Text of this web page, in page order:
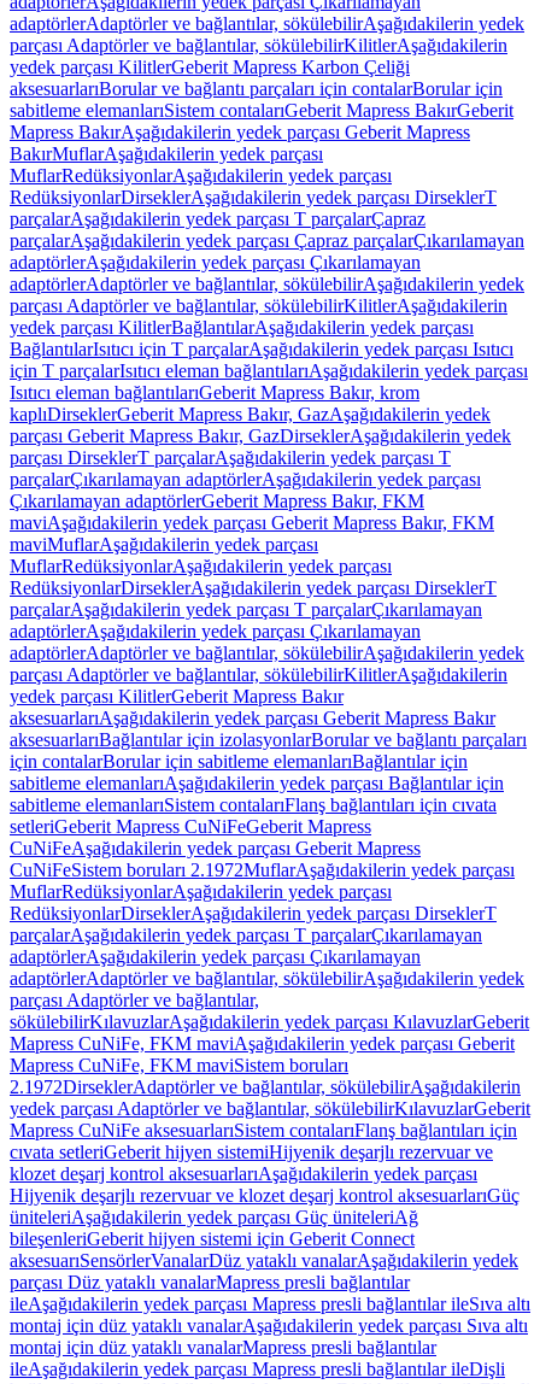
adaptörlerAdaptörler ve bağlantılar, sökülebilirAşağıdakilerin yedek
parçası Adaptörler ve bağlantılar, sökülebilirKilitlerAşağıdakilerin
yedek parçası KilitlerGeberit Mapress Karbon Çeliği
aksesuarlarıBorular ve bağlantı parçaları için contalarBorular için
sabitleme elemanlarıSistem contalarıGeberit Mapress BakırGeberit
Mapress BakırAşağıdakilerin yedek parçası Geberit Mapress
BakırMuflarAşağıdakilerin yedek parçası
MuflarRedüksiyonlarAşağıdakilerin yedek parçası
RedüksiyonlarDirseklerAşağıdakilerin yedek parçası DirseklerT
parçalarAşağıdakilerin yedek parçası T parçalarÇapraz
parçalarAşağıdakilerin yedek parçası Çapraz parçalarÇıkarılamayan
adaptörlerAşağıdakilerin yedek parçası Çıkarılamayan
adaptörlerAdaptörler ve bağlantılar, sökülebilirAşağıdakilerin yedek
parçası Adaptörler ve bağlantılar, sökülebilirKilitlerAşağıdakilerin
yedek parçası KilitlerBağlantılarAşağıdakilerin yedek parçası
BağlantılarIsıtıcı için T parçalarAşağıdakilerin yedek parçası Isıtıcı
için T parçalarIsıtıcı eleman bağlantılarıAşağıdakilerin yedek parçası
Isıtıcı eleman bağlantılarıGeberit Mapress Bakır, krom
kaplıDirseklerGeberit Mapress Bakır, GazAşağıdakilerin yedek
parçası Geberit Mapress Bakır, GazDirseklerAşağıdakilerin yedek
parçası DirseklerT parçalarAşağıdakilerin yedek parçası T
parçalarÇıkarılamayan adaptörlerAşağıdakilerin yedek parçası
Çıkarılamayan adaptörlerGeberit Mapress Bakır, FKM
maviAşağıdakilerin yedek parçası Geberit Mapress Bakır, FKM
maviMuflarAşağıdakilerin yedek parçası
MuflarRedüksiyonlarAşağıdakilerin yedek parçası
RedüksiyonlarDirseklerAşağıdakilerin yedek parçası DirseklerT
parçalarAşağıdakilerin yedek parçası T parçalarÇıkarılamayan
adaptörlerAşağıdakilerin yedek parçası Çıkarılamayan
adaptörlerAdaptörler ve bağlantılar, sökülebilirAşağıdakilerin yedek
parçası Adaptörler ve bağlantılar, sökülebilirKilitlerAşağıdakilerin
yedek parçası KilitlerGeberit Mapress Bakır
aksesuarlarıAşağıdakilerin yedek parçası Geberit Mapress Bakır
aksesuarlarıBağlantılar için izolasyonlarBorular ve bağlantı parçaları
için contalarBorular için sabitleme elemanlarıBağlantılar için
sabitleme elemanlarıAşağıdakilerin yedek parçası Bağlantılar için
sabitleme elemanlarıSistem contalarıFlanş bağlantıları için cıvata
setleriGeberit Mapress CuNiFeGeberit Mapress
CuNiFeAşağıdakilerin yedek parçası Geberit Mapress
CuNiFeSistem boruları 2.1972MuflarAşağıdakilerin yedek parçası
MuflarRedüksiyonlarAşağıdakilerin yedek parçası
RedüksiyonlarDirseklerAşağıdakilerin yedek parçası DirseklerT
parçalarAşağıdakilerin yedek parçası T parçalarÇıkarılamayan
adaptörlerAşağıdakilerin yedek parçası Çıkarılamayan
adaptörlerAdaptörler ve bağlantılar, sökülebilirAşağıdakilerin yedek
parçası Adaptörler ve bağlantılar,
sökülebilirKılavuzlarAşağıdakilerin yedek parçası KılavuzlarGeberit
Mapress CuNiFe, FKM maviAşağıdakilerin yedek parçası Geberit
Mapress CuNiFe, FKM maviSistem boruları
2.1972DirseklerAdaptörler ve bağlantılar, sökülebilirAşağıdakilerin
yedek parçası Adaptörler ve bağlantılar, sökülebilirKılavuzlarGeberit
Mapress CuNiFe aksesuarlarıSistem contalarıFlanş bağlantıları için
cıvata setleriGeberit hijyen sistemiHijyenik deşarjlı rezervuar ve
klozet deşarj kontrol aksesuarlarıAşağıdakilerin yedek parçası
Hijyenik deşarjlı rezervuar ve klozet deşarj kontrol aksesuarlarıGüç
üniteleriAşağıdakilerin yedek parçası Güç üniteleriAğ
bileşenleriGeberit hijyen sistemi için Geberit Connect
aksesuarıSensörlerVanalarDüz yataklı vanalarAşağıdakilerin yedek
parçası Düz yataklı vanalarMapress presli bağlantılar
ileAşağıdakilerin yedek parçası Mapress presli bağlantılar ileSıva altı
montaj için düz yataklı vanalarAşağıdakilerin yedek parçası Sıva altı
montaj için düz yataklı vanalarMapress presli bağlantılar
ileAşağıdakilerin yedek parçası Mapress presli bağlantılar ileDişli